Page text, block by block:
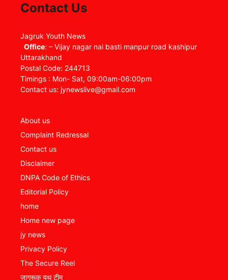
Contact Us
Jagruk Youth News
Office: – Vijay nagar nai basti manpur road kashipur
Uttarakhand
Postal Code: 244713
Timings : Mon- Sat, 09:00am-06:00pm
Contact us: jynewslive@gmail.com
About us
Complaint Redressal
Contact us
Disclaimer
DNPA Code of Ethics
Editorial Policy
home
Home new page
jy news
Privacy Policy
The Secure Reel
जागरूक यूथ टीम